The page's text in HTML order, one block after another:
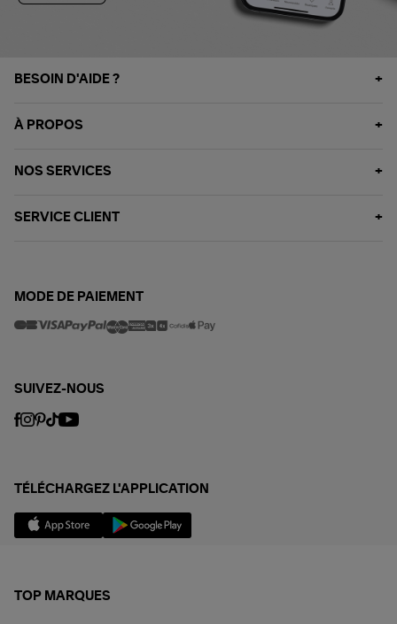
BESOIN D'AIDE ?
À PROPOS
NOS SERVICES
SERVICE CLIENT
MODE DE PAIEMENT
SUIVEZ-NOUS
TÉLÉCHARGEZ L'APPLICATION
TOP MARQUES